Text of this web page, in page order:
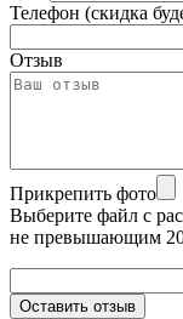
Телефон (скидка
Отзыв
Прикрепить фото
Выберите файл с
не превышающим
Оставить отзыв